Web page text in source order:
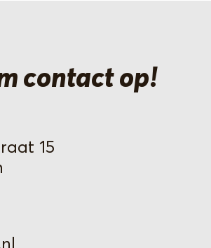
contact op!
15